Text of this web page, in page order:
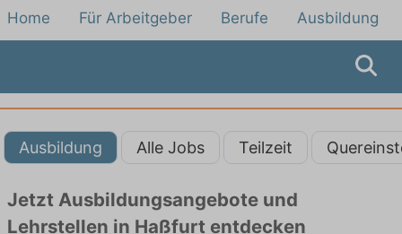
Home Für Arbeitgeber Berufe Ausbildung
Ausbildung Alle Jobs Teilzeit
Jetzt Ausbildungsangebote und
Lehrstellen in Haßfurt entdecken